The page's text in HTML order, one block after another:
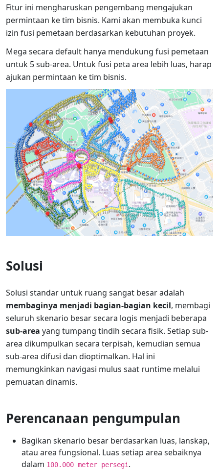
Fitur ini mengharuskan pengembang mengajukan
permintaan ke tim bisnis. Kami akan membuka kunci
izin fusi pemetaan berdasarkan kebutuhan proyek.
Mega secara default hanya mendukung fusi pemetaan
untuk 5 sub-area. Untuk fusi peta area lebih luas, harap
ajukan permintaan ke tim bisnis.
Solusi
Solusi standar untuk ruang sangat besar adalah
membaginya menjadi bagian-bagian kecil, membagi
seluruh skenario besar secara logis menjadi beberapa
sub-area yang tumpang tindih secara fisik. Setiap sub-
area dikumpulkan secara terpisah, kemudian semua
sub-area difusi dan dioptimalkan. Hal ini
memungkinkan navigasi mulus saat runtime melalui
pemuatan dinamis.
Perencanaan pengumpulan
Bagikan skenario besar berdasarkan luas, lanskap,
atau area fungsional. Luas setiap area sebaiknya
dalam 100.000 meter persegi .